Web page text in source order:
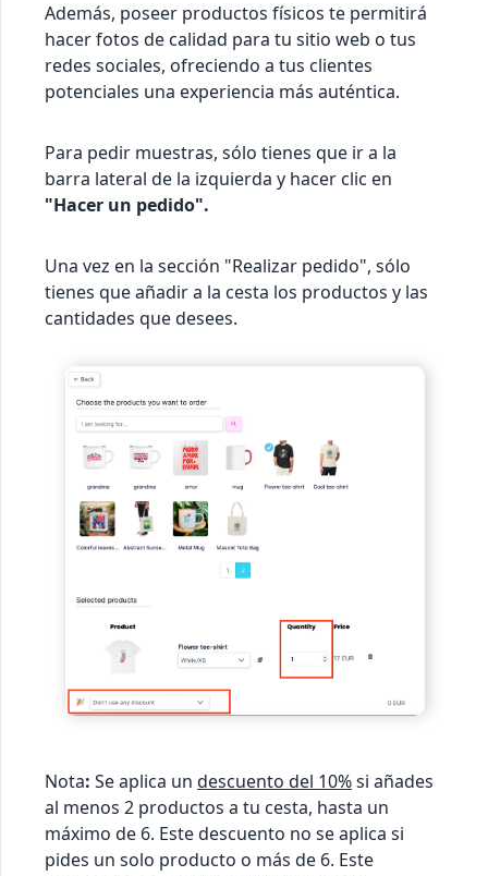
Además, poseer productos físicos te permitirá
hacer fotos de calidad para tu sitio web o tus
redes sociales, ofreciendo a tus clientes
potenciales una experiencia más auténtica.
Para pedir muestras, sólo tienes que ir a la
barra lateral de la izquierda y hacer clic en
"Hacer un pedido".
Una vez en la sección "Realizar pedido", sólo
tienes que añadir a la cesta los productos y las
cantidades que desees.
Nota: Se aplica un descuento del 10%si añades
al menos 2 productos a tu cesta, hasta un
máximo de 6. Este descuento no se aplica si
pides un solo producto o más de 6. Este